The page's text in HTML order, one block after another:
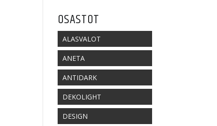
OSASTOT
ALASVALOT
ANETA
ANTIDARK
DEKOLIGHT
DESIGN